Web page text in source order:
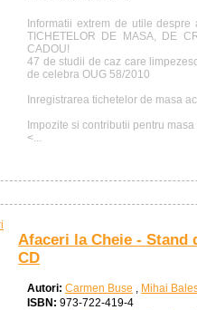
Informatii extrem de utile
TICHETELOR DE MASA, DE
CADOU!
47 de studii de caz care
de celebra OUG 58/2010
Inregistrarea tichetelor de masa
Impozite si contributii pentru
<...
Afaceri la Cheie - Stand
CD
Autori: Carmen Buse , Mihai
ISBN: 973-722-419-4